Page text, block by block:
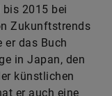
2015 bei
Zukunftstrends
das Buch
in Japan, den
künstlichen
er auch eine